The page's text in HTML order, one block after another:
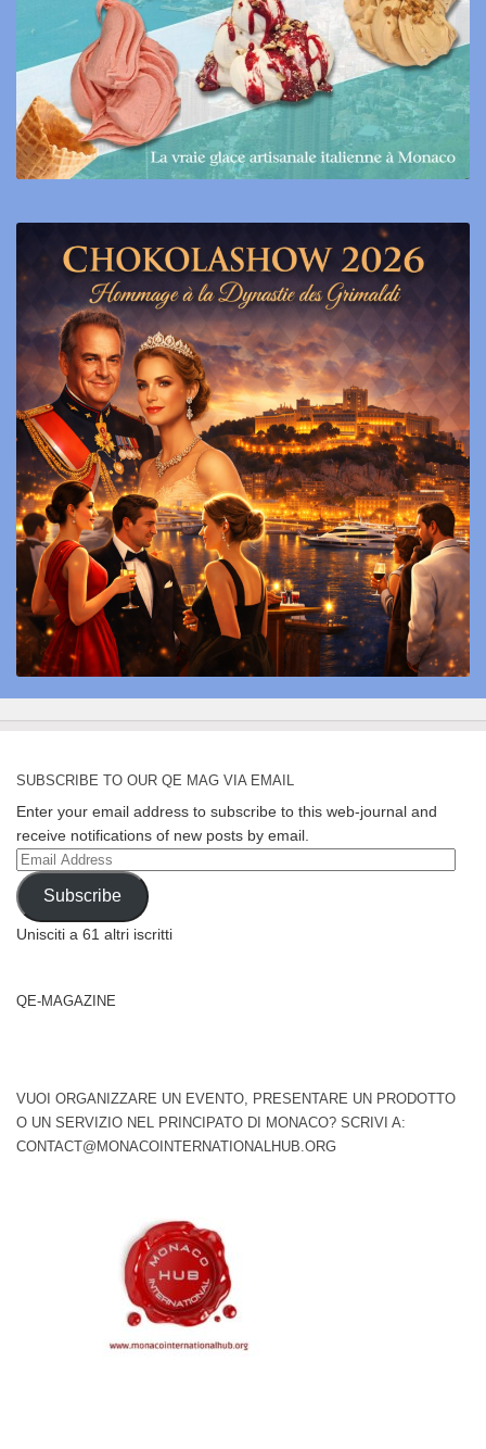
SUBSCRIBE TO OUR QE MAG VIA EMAIL
Enter your email address to subscribe to this web-journal and
receive notifications of new posts by email.
Email
Address
Subscribe
Unisciti a 61 altri iscritti
QE-MAGAZINE
VUOI ORGANIZZARE UN EVENTO, PRESENTARE UN PRODOTTO
O UN SERVIZIO NEL PRINCIPATO DI MONACO? SCRIVI A:
CONTACT@MONACOINTERNATIONALHUB.ORG